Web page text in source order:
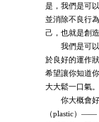
是，我們是可
並消除不良行
己，也就是創
我們是可以
於良好的運作
希望讓你知道
大大鬆一口氣。
你大概會好
（plastic）——